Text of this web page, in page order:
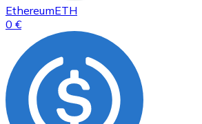
EthereumETH
0 €